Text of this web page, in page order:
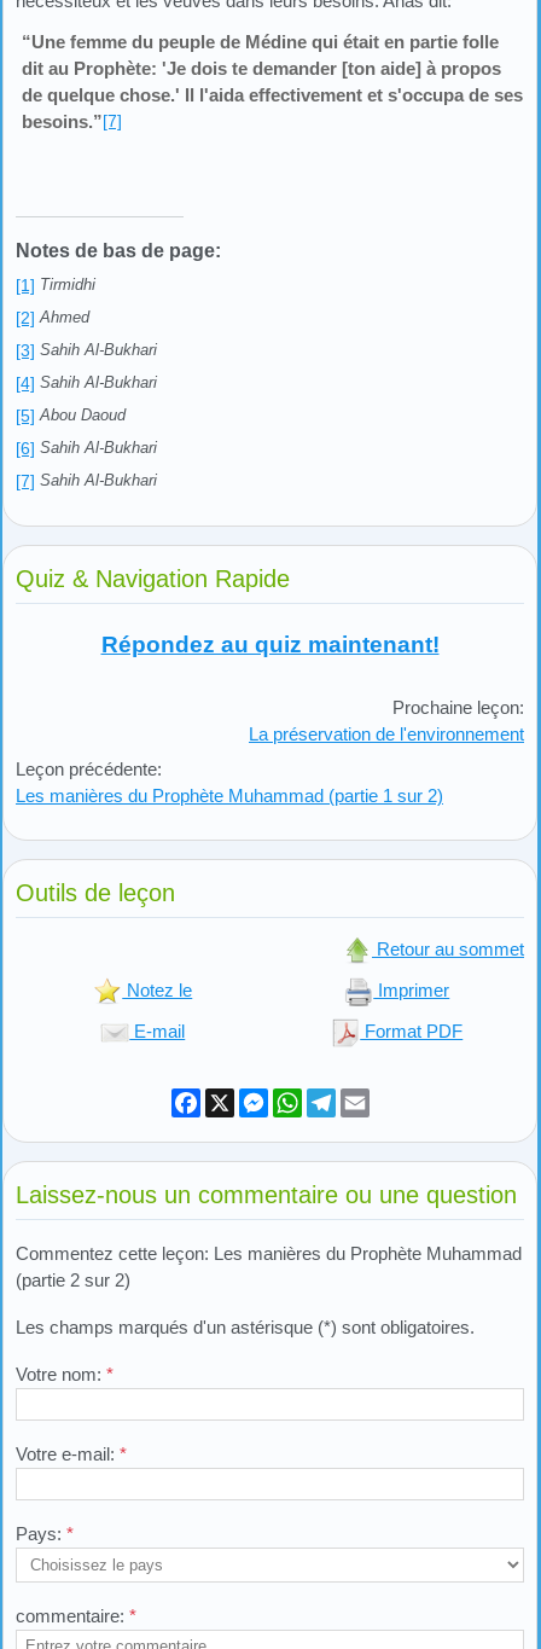
“Une femme du peuple de Médine qui était en partie folle
dit au Prophète: 'Je dois te demander [ton aide] à propos
de quelque chose.' Il l'aida effectivement et s'occupa de ses
besoins.”[7]
Notes de bas de page:
[1] Tirmidhi
[2] Ahmed
[3] Sahih Al-Bukhari
[4] Sahih Al-Bukhari
[5] Abou Daoud
[6] Sahih Al-Bukhari
[7] Sahih Al-Bukhari
Quiz & Navigation Rapide
Répondez au quiz maintenant!
Leçon précédente:
Les manières du Prophète Muhammad (partie 1 sur 2)
Prochaine leçon:
La préservation de l'environnement
Outils de leçon
Retour au sommet
Notez le Imprimer
E-mail Format PDF
Facebook
X Messenger
WhatsApp
Telegram
Laissez-nous un commentaire ou une question
Commentez cette leçon: Les manières du Prophète Muhammad
(partie 2 sur 2)
Les champs marqués d'un astérisque (*) sont obligatoires.
Votre nom: *
Votre e-mail: *
Pays: *
commentaire: *